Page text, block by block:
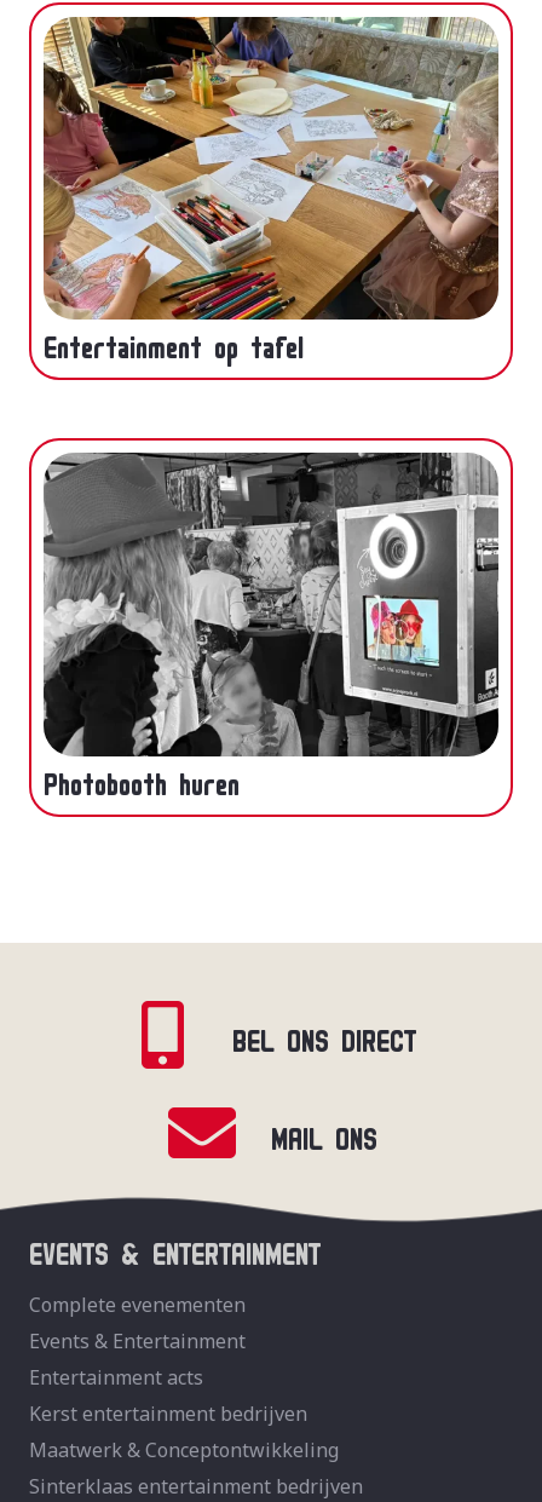
Entertainment op tafel
Photobooth huren
BEL ONS DIRECT
MAIL ONS
EVENTS & ENTERTAINMENT
Complete evenementen
Events & Entertainment
Entertainment acts
Kerst entertainment bedrijven
Maatwerk & Conceptontwikkeling
Sinterklaas entertainment bedrijven